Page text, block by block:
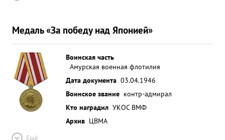
Медаль «За победу над Японией»
Воинская часть
Амурская военная флотилия
Дата документа 03.04.1946
Воинское звание контр-адмирал
Кто наградил УКОС ВМФ
Архив ЦВМА
Ещё